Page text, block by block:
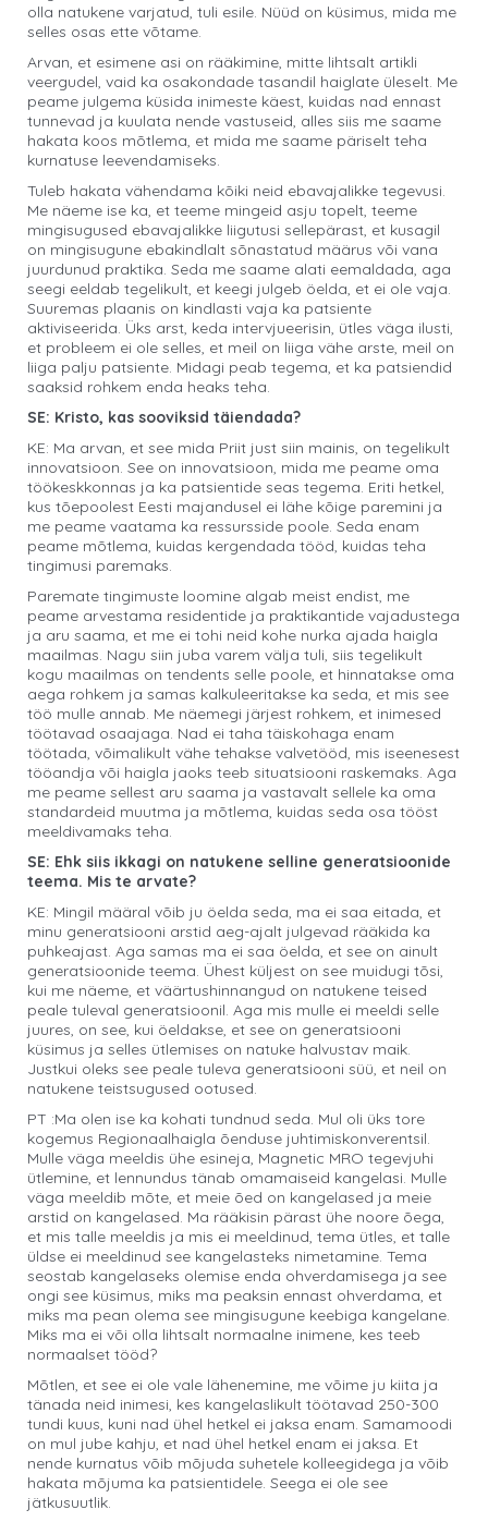
olla natukene varjatud, tuli esile. Nüüd on küsimus, mida me
selles osas ette võtame.
Arvan, et esimene asi on rääkimine, mitte lihtsalt artikli
veergudel, vaid ka osakondade tasandil haiglate üleselt. Me
peame julgema küsida inimeste käest, kuidas nad ennast
tunnevad ja kuulata nende vastuseid, alles siis me saame
hakata koos mõtlema, et mida me saame päriselt teha
kurnatuse leevendamiseks.
Tuleb hakata vähendama kõiki neid ebavajalikke tegevusi.
Me näeme ise ka, et teeme mingeid asju topelt, teeme
mingisugused ebavajalikke liigutusi sellepärast, et kusagil
on mingisugune ebakindlalt sõnastatud määrus või vana
juurdunud praktika. Seda me saame alati eemaldada, aga
seegi eeldab tegelikult, et keegi julgeb öelda, et ei ole vaja.
Suuremas plaanis on kindlasti vaja ka patsiente
aktiviseerida. Üks arst, keda intervjueerisin, ütles väga ilusti,
et probleem ei ole selles, et meil on liiga vähe arste, meil on
liiga palju patsiente. Midagi peab tegema, et ka patsiendid
saaksid rohkem enda heaks teha.
SE: Kristo, kas sooviksid täiendada?
KE: Ma arvan, et see mida Priit just siin mainis, on tegelikult
innovatsioon. See on innovatsioon, mida me peame oma
töökeskkonnas ja ka patsientide seas tegema. Eriti hetkel,
kus tõepoolest Eesti majandusel ei lähe kõige paremini ja
me peame vaatama ka ressursside poole. Seda enam
peame mõtlema, kuidas kergendada tööd, kuidas teha
tingimusi paremaks.
Paremate tingimuste loomine algab meist endist, me
peame arvestama residentide ja praktikantide vajadustega
ja aru saama, et me ei tohi neid kohe nurka ajada haigla
maailmas. Nagu siin juba varem välja tuli, siis tegelikult
kogu maailmas on tendents selle poole, et hinnatakse oma
aega rohkem ja samas kalkuleeritakse ka seda, et mis see
töö mulle annab. Me näemegi järjest rohkem, et inimesed
töötavad osaajaga. Nad ei taha täiskohaga enam
töötada, võimalikult vähe tehakse valvetööd, mis iseenesest
tööandja või haigla jaoks teeb situatsiooni raskemaks. Aga
me peame sellest aru saama ja vastavalt sellele ka oma
standardeid muutma ja mõtlema, kuidas seda osa tööst
meeldivamaks teha.
SE: Ehk siis ikkagi on natukene selline generatsioonide
teema. Mis te arvate?
KE: Mingil määral võib ju öelda seda, ma ei saa eitada, et
minu generatsiooni arstid aeg-ajalt julgevad rääkida ka
puhkeajast. Aga samas ma ei saa öelda, et see on ainult
generatsioonide teema. Ühest küljest on see muidugi tõsi,
kui me näeme, et väärtushinnangud on natukene teised
peale tuleval generatsioonil. Aga mis mulle ei meeldi selle
juures, on see, kui öeldakse, et see on generatsiooni
küsimus ja selles ütlemises on natuke halvustav maik.
Justkui oleks see peale tuleva generatsiooni süü, et neil on
natukene teistsugused ootused.
PT :Ma olen ise ka kohati tundnud seda. Mul oli üks tore
kogemus Regionaalhaigla õenduse juhtimiskonverentsil.
Mulle väga meeldis ühe esineja, Magnetic MRO tegevjuhi
ütlemine, et lennundus tänab omamaiseid kangelasi. Mulle
väga meeldib mõte, et meie õed on kangelased ja meie
arstid on kangelased. Ma rääkisin pärast ühe noore õega,
et mis talle meeldis ja mis ei meeldinud, tema ütles, et talle
üldse ei meeldinud see kangelasteks nimetamine. Tema
seostab kangelaseks olemise enda ohverdamisega ja see
ongi see küsimus, miks ma peaksin ennast ohverdama, et
miks ma pean olema see mingisugune keebiga kangelane.
Miks ma ei või olla lihtsalt normaalne inimene, kes teeb
normaalset tööd?
Mõtlen, et see ei ole vale lähenemine, me võime ju kiita ja
tänada neid inimesi, kes kangelaslikult töötavad 250-300
tundi kuus, kuni nad ühel hetkel ei jaksa enam. Samamoodi
on mul jube kahju, et nad ühel hetkel enam ei jaksa. Et
nende kurnatus võib mõjuda suhetele kolleegidega ja võib
hakata mõjuma ka patsientidele. Seega ei ole see
jätkusuutlik.